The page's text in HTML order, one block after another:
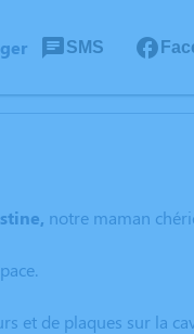
SMS
notre maman
et de plaques sur la